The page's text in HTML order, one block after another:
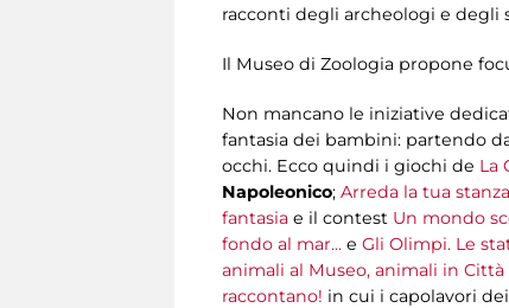
racconti degli archeologi e degli
Il Museo di Zoologia propone
Non mancano le iniziative
fantasia dei bambini: partendo
occhi. Ecco quindi i giochi de La
Napoleonico; Arreda la tua
fantasia e il contest Un mondo
fondo al mar... e Gli Olimpi. Le
animali al Museo, animali in Città
raccontano! in cui i capolavori dei